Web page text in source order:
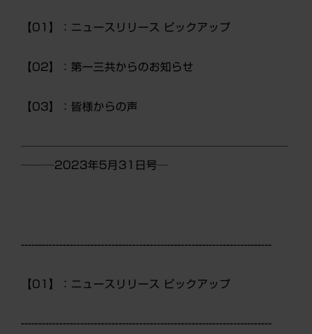
【01】：ニュースリリース ピックアップ
【02】：第一三共からのお知らせ
【03】：皆様からの声
────────────────────────
───2023年5月31日号─
------------------------------------------------------------------------
【01】：ニュースリリース ピックアップ
------------------------------------------------------------------------